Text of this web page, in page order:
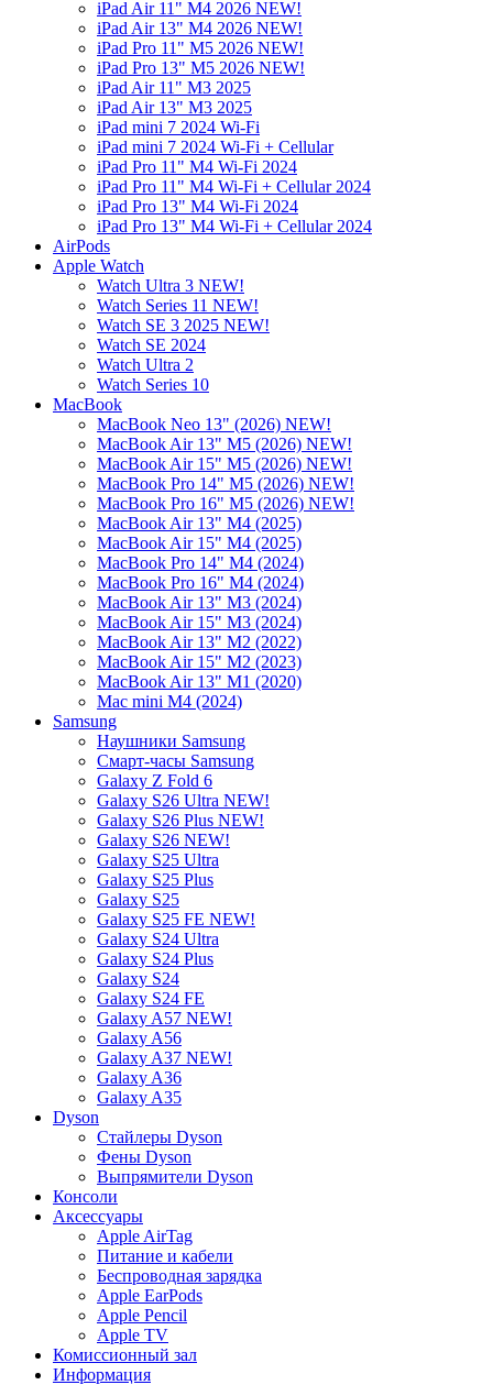
iPad Air 11" M4 2026 NEW!
iPad Air 13" M4 2026 NEW!
iPad Pro 11" M5 2026 NEW!
iPad Pro 13" M5 2026 NEW!
iPad Air 11" M3 2025
iPad Air 13" M3 2025
iPad mini 7 2024 Wi-Fi
iPad mini 7 2024 Wi-Fi + Cellular
iPad Pro 11" M4 Wi-Fi 2024
iPad Pro 11" M4 Wi-Fi + Cellular 2024
iPad Pro 13" M4 Wi-Fi 2024
iPad Pro 13" M4 Wi-Fi + Cellular 2024
AirPods
Apple Watch
Watch Ultra 3 NEW!
Watch Series 11 NEW!
Watch SE 3 2025 NEW!
Watch SE 2024
Watch Ultra 2
Watch Series 10
MacBook
MacBook Neo 13" (2026) NEW!
MacBook Air 13" M5 (2026) NEW!
MacBook Air 15" M5 (2026) NEW!
MacBook Pro 14" M5 (2026) NEW!
MacBook Pro 16" M5 (2026) NEW!
MacBook Air 13" M4 (2025)
MacBook Air 15" M4 (2025)
MacBook Pro 14" M4 (2024)
MacBook Pro 16" M4 (2024)
MacBook Air 13" M3 (2024)
MacBook Air 15" M3 (2024)
MacBook Air 13" M2 (2022)
MacBook Air 15" M2 (2023)
MacBook Air 13" M1 (2020)
Mac mini M4 (2024)
Samsung
Наушники Samsung
Смарт-часы Samsung
Galaxy Z Fold 6
Galaxy S26 Ultra NEW!
Galaxy S26 Plus NEW!
Galaxy S26 NEW!
Galaxy S25 Ultra
Galaxy S25 Plus
Galaxy S25
Galaxy S25 FE NEW!
Galaxy S24 Ultra
Galaxy S24 Plus
Galaxy S24
Galaxy S24 FE
Galaxy A57 NEW!
Galaxy A56
Galaxy A37 NEW!
Galaxy A36
Galaxy A35
Dyson
Стайлеры Dyson
Фены Dyson
Выпрямители Dyson
Консоли
Аксессуары
Apple AirTag
Питание и кабели
Беспроводная зарядка
Apple EarPods
Apple Pencil
Apple TV
Комиссионный зал
Информация